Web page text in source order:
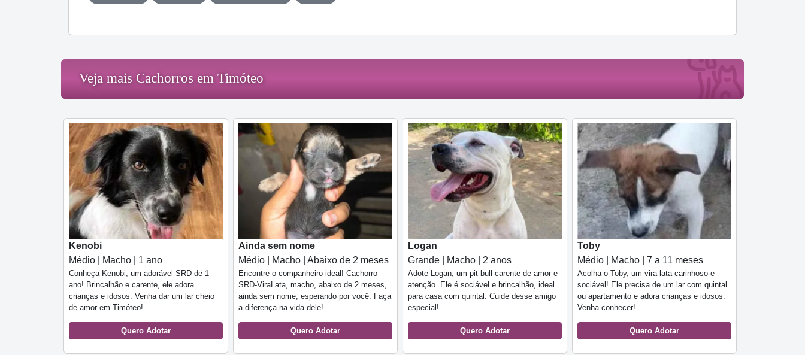
Veja mais Cachorros em Timóteo
Kenobi
Médio | Macho | 1 ano
Conheça Kenobi, um adorável SRD de 1
ano! Brincalhão e carente, ele adora
crianças e idosos. Venha dar um lar cheio
de amor em Timóteo!
Quero Adotar
Ainda sem nome
Médio | Macho | Abaixo de 2 meses
Encontre o companheiro ideal! Cachorro
SRD-ViraLata, macho, abaixo de 2 meses,
ainda sem nome, esperando por você. Faça
a diferença na vida dele!
Quero Adotar
Logan
Grande | Macho | 2 anos
Adote Logan, um pit bull carente de amor e
atenção. Ele é sociável e brincalhão, ideal
para casa com quintal. Cuide desse amigo
especial!
Quero Adotar
Toby
Médio | Macho | 7 a 11 meses
Acolha o Toby, um vira-lata carinhoso e
sociável! Ele precisa de um lar com quintal
ou apartamento e adora crianças e idosos.
Venha conhecer!
Quero Adotar